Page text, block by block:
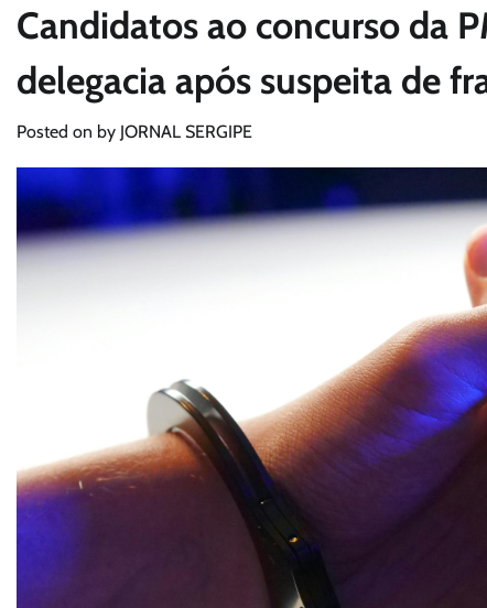
Candidatos ao concurso da
delegacia após suspeita de
Posted on by JORNAL SERGIPE